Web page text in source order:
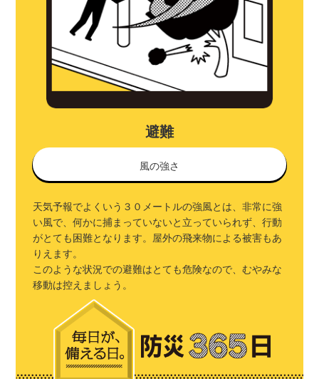
避難
風の強さ
天気予報でよくいう３０メートルの強風とは、非常に強
い風で、何かに捕まっていないと立っていられず、行動
がとても困難となります。屋外の飛来物による被害もあ
りえます。
このような状況での避難はとても危険なので、むやみな
移動は控えましょう。